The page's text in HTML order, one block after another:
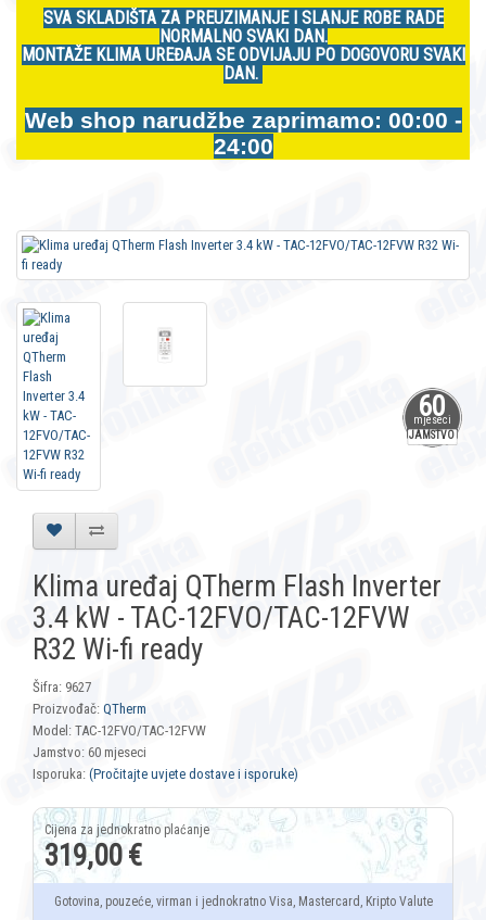
SVA SKLADIŠTA ZA PREUZIMANJE I SLANJE ROBE RADE
NORMALNO SVAKI DAN.
MONTAŽE KLIMA UREĐAJA SE ODVIJAJU PO DOGOVORU SVAKI
DAN.
Web shop narudžbe zaprimamo: 00:00 -
24:00
60
mjeseci
JAMSTVO
Klima uređaj QTherm Flash Inverter
3.4 kW - TAC-12FVO/TAC-12FVW
R32 Wi-fi ready
Šifra: 9627
Proizvođač: QTherm
Model: TAC-12FVO/TAC-12FVW
Jamstvo: 60 mjeseci
Isporuka: (Pročitajte uvjete dostave i isporuke)
319,00 €
Gotovina, pouzeće, virman i jednokratno Visa, Mastercard, Kripto Valute